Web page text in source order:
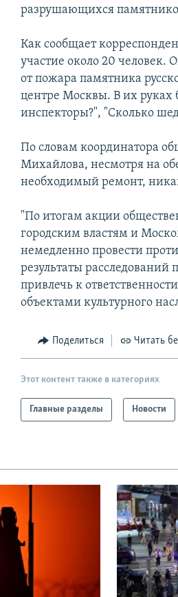
разрушающихся
Как сообщает
участие около 20 человек.
от пожара памятника
центре Москвы. В их
инспекторы?", "Сколько
По словам координатора
Михайлова, несмотря на
необходимый ремонт,
"По итогам акции
городским властям и
немедленно провести
результаты
привлечь к
объектами культурного
Поделиться Читать
Этот контент также в категориях
Главные разделы Новости